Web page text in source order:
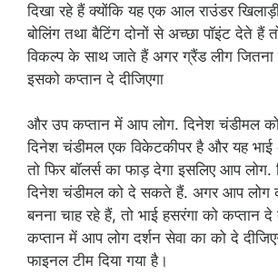
दिखा रहे हैं क्योंकि यह एक आल राउंडर
बोलिंग तथा बैटिंग दोनों से अच्छा पॉइंट देते हैं
विकल्प के साथ जाते हैं अगर ग्रैंड लीग जितना
इसको कप्तान दे दीजिएगा
और उप कप्तान में आप लोग. दिनेश चंडीमल को
दिनेश चंडीमल एक विकेटकीपर है और यह भाई
तो फिर बॉलर्स का फाड़ देगा इसलिए आप लोग.
दिनेश चंडीमल को दे सकते हैं. अगर आप लोग
बनना चाह रहे हैं, तो भाई हसरंगा को कप्तान
कप्तान में आप लोग दर्शन सेवा का को दे
फाइनल टीम दिया गया है।